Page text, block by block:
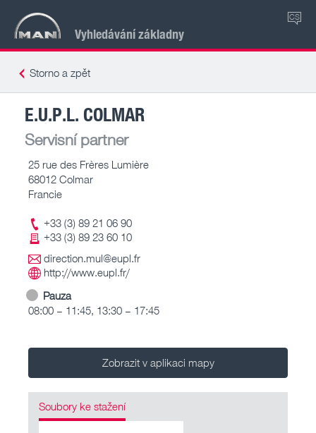
Vyhledávání základny
CS
Storno a zpět
E.U.P.L. COLMAR
Servisní partner
25 rue des Frères Lumière
68012 Colmar
Francie
+33 (3) 89 21 06 90
+33 (3) 89 23 60 10
direction.mul@eupl.fr
http://www.eupl.fr/
Pauza
08:00 – 11:45, 13:30 – 17:45
Zobrazit v aplikaci mapy
Soubory ke stažení